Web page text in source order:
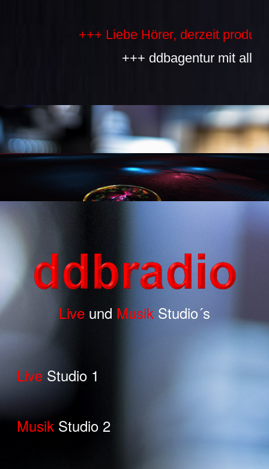
+++ Liebe Hörer, derzeit
+++ ddbagentur mit allen
Live und Musik Studio´s
Live Studio 1
Musik Studio 2